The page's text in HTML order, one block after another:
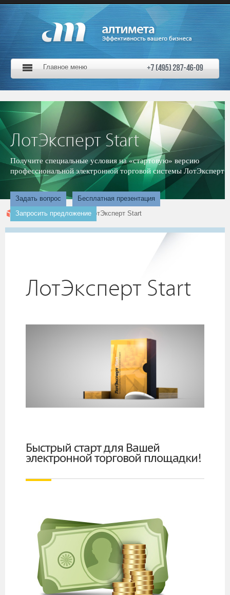
Главное меню
ЛотЭксперт Start
Получите специальные условия на «стартовую» версию
профессиональной электронной торговой системы ЛотЭксперт
Задать вопрос
Бесплатная презентация
Запросить предложение
Главная страница ЛотЭксперт Start
ЛотЭксперт Start
Быстрый старт для Вашей
электронной торговой площадки!